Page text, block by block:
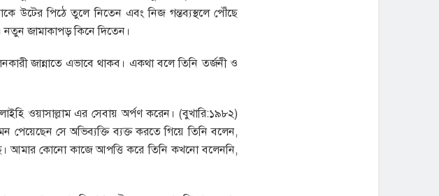
উটের পিঠে তুলে নিতেন এবং নিজ গন্তব্যস্থলে পৌঁছে
জামাকাপড় কিনে দিতেন।
জান্নাতে এভাবে থাকব। একথা বলে তিনি তর্জনী ও
ওয়াসাল্লাম এর সেবায় অর্পণ করেন। (বুখারি:১৯৮২)
পেয়েছেন সে অভিব্যক্তি ব্যক্ত করতে গিয়ে তিনি বলেন,
আমার কোনো কাজে আপত্তি করে তিনি কখনো বলেননি,